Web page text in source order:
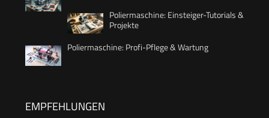
Poliermaschine: Einsteiger-Tutorials &
Projekte
Poliermaschine: Profi-Pflege & Wartung
EMPFEHLUNGEN